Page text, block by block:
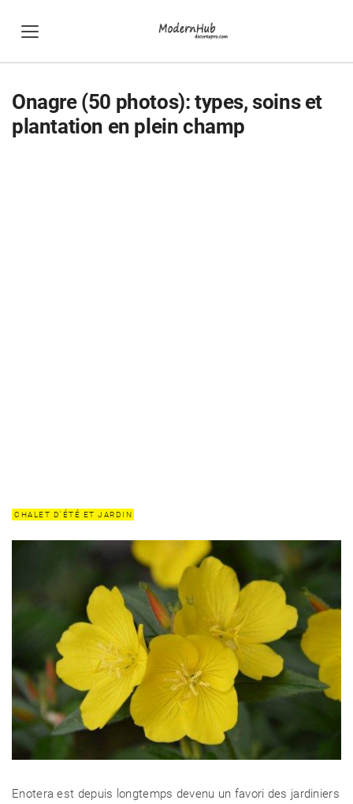
Onagre (50 photos): types, soins et
plantation en plein champ
CHALET D'ÉTÉ ET JARDIN
Enotera est depuis longtemps devenu un favori des jardiniers